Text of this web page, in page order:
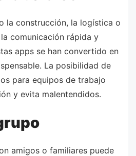
la construcción, la logística o
comunicación rápida y
apps se han convertido en
La posibilidad de
para equipos de trabajo
y evita malentendidos.
amigos o familiares puede